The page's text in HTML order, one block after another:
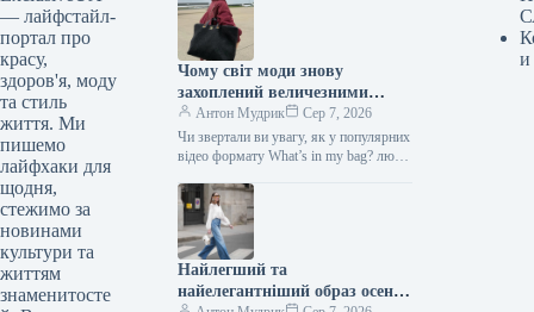
— лайфстайл-
портал про
красу,
здоров'я, моду
та стиль
життя. Ми
пишемо
лайфхаки для
щодня,
стежимо за
новинами
культури та
життям
знаменитосте
Чому світ моди знову
захоплений величезними
сумками: від шопперів до
замшевих і мішкуватих
Антон Мудрик
Сер 7, 2026
Чи звертали ви увагу, як у популярних
відео формату What’s in my bag? люди
Найлегший та
найелегантніший образ осені
и